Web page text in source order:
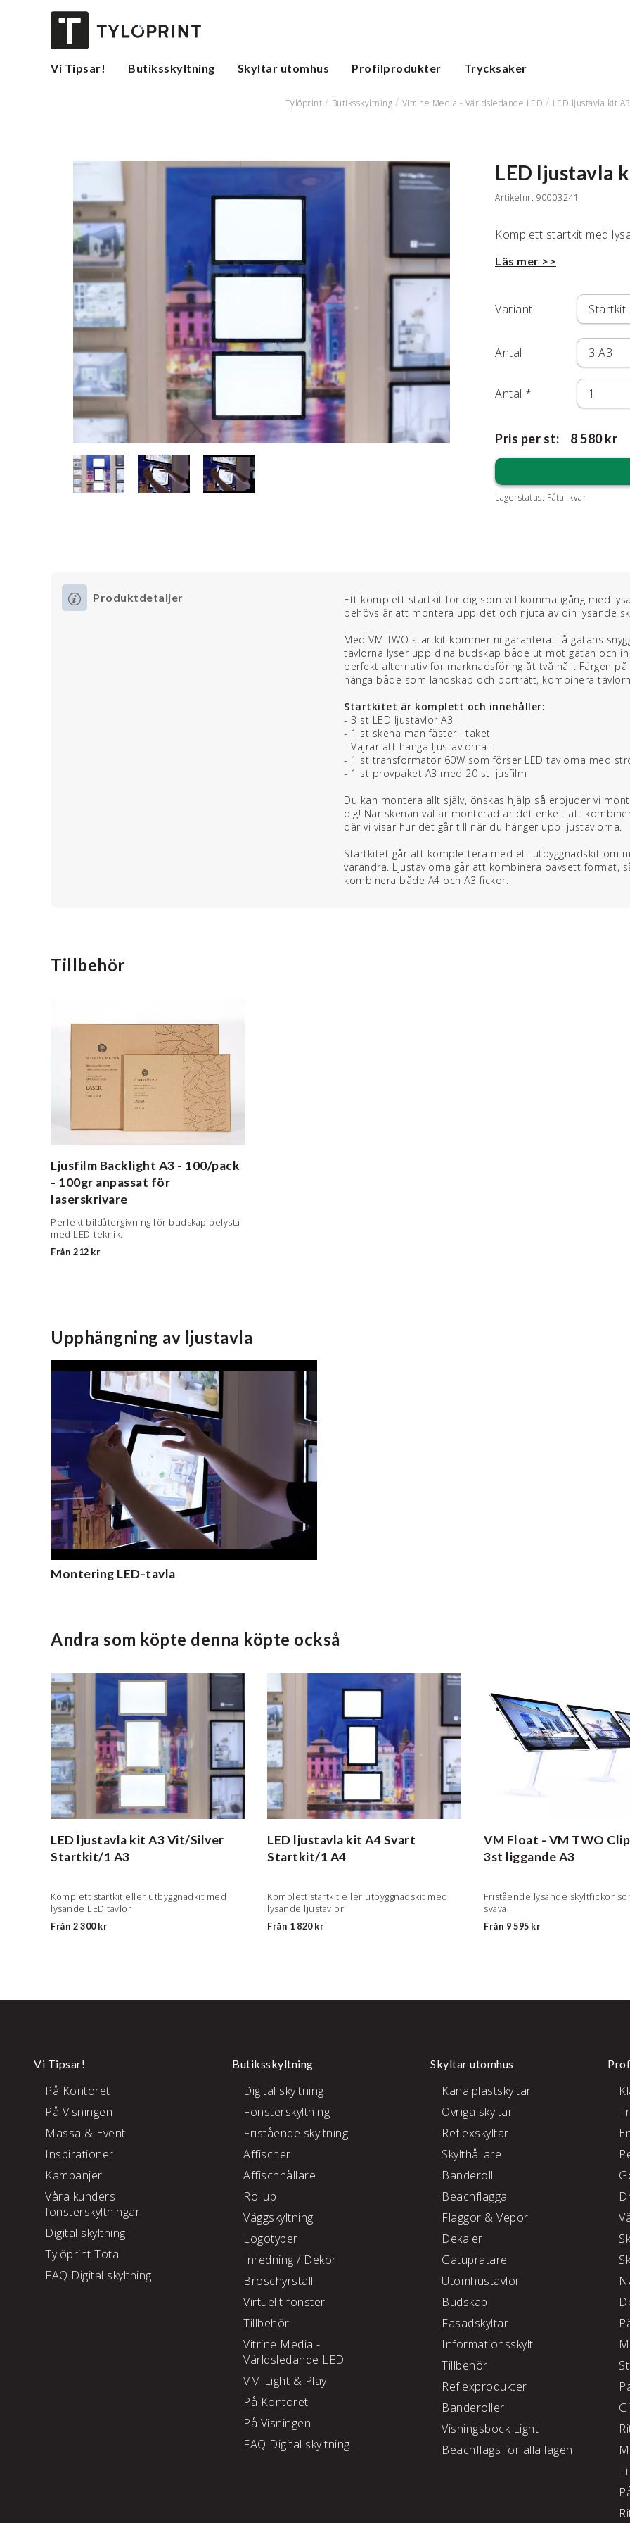
Vi Tipsar! Butiksskyltning Skyltar utomhus Profilprodukter Trycksaker
Tylöprint Butiksskyltning Vitrine Media - Världsledande LED LED ljustavla kit
LED ljustavla
Artikelnr. 90003241
Komplett startkit med
Läs mer >>
Variant
Antal
Antal *
Pris per st: 8 580 kr
Lagerstatus: Fåtal kvar
Produktdetaljer
Ett komplett startkit för dig som vill komma igång med
behövs är att montera upp det och njuta av din lysande
Med VM TWO startkit kommer ni garanterat få gatans
tavlorna lyser upp dina budskap både ut mot gatan och
perfekt alternativ för marknadsföring åt två håll. Färgen
hänga både som landskap och porträtt, kombinera
Startkitet är komplett och innehåller:
- 3 st LED ljustavlor A3
- 1 st skena man fäster i taket
- Vajrar att hänga ljustavlorna i
- 1 st transformator 60W som förser LED tavlorna med
- 1 st provpaket A3 med 20 st ljusfilm
Du kan montera allt själv, önskas hjälp så erbjuder vi
dig! När skenan väl är monterad är det enkelt att
där vi visar hur det går till när du hänger upp ljustavlorna.
Startkitet går att komplettera med ett utbyggnadskit om
varandra. Ljustavlorna går att kombinera oavsett format,
kombinera både A4 och A3 fickor.
Tillbehör
Ljusfilm Backlight A3 - 100/pack
- 100gr anpassat för
laserskrivare
Perfekt bildåtergivning för budskap belysta
med LED-teknik.
Från 212 kr
Upphängning av ljustavla
Montering LED-tavla
Andra som köpte denna köpte också
LED ljustavla kit A3 Vit/Silver
Startkit/1 A3
Komplett startkit eller utbyggnadkit med
lysande LED tavlor
Från 2 300 kr
LED ljustavla kit A4 Svart
Startkit/1 A4
Komplett startkit eller utbyggnadskit med
lysande ljustavlor
Från 1 820 kr
VM Float - VM TWO
3st liggande A3
Fristående lysande skyltfickor
sväva.
Från 9 595 kr
Vi Tipsar!
På Kontoret
På Visningen
Mässa & Event
Inspirationer
Kampanjer
Våra kunders
fönsterskyltningar
Digital skyltning
Tylöprint Total
FAQ Digital skyltning
Butiksskyltning
Digital skyltning
Fönsterskyltning
Fristående skyltning
Affischer
Affischhållare
Rollup
Väggskyltning
Logotyper
Inredning / Dekor
Broschyrställ
Virtuellt fönster
Tillbehör
Vitrine Media -
Världsledande LED
VM Light & Play
På Kontoret
På Visningen
FAQ Digital skyltning
Skyltar utomhus
Kanalplastskyltar
Övriga skyltar
Reflexskyltar
Skylthållare
Banderoll
Beachflagga
Flaggor & Vepor
Dekaler
Gatupratare
Utomhustavlor
Budskap
Fasadskyltar
Informationsskylt
Tillbehör
Reflexprodukter
Banderoller
Visningsbock Light
Beachflags för alla lägen